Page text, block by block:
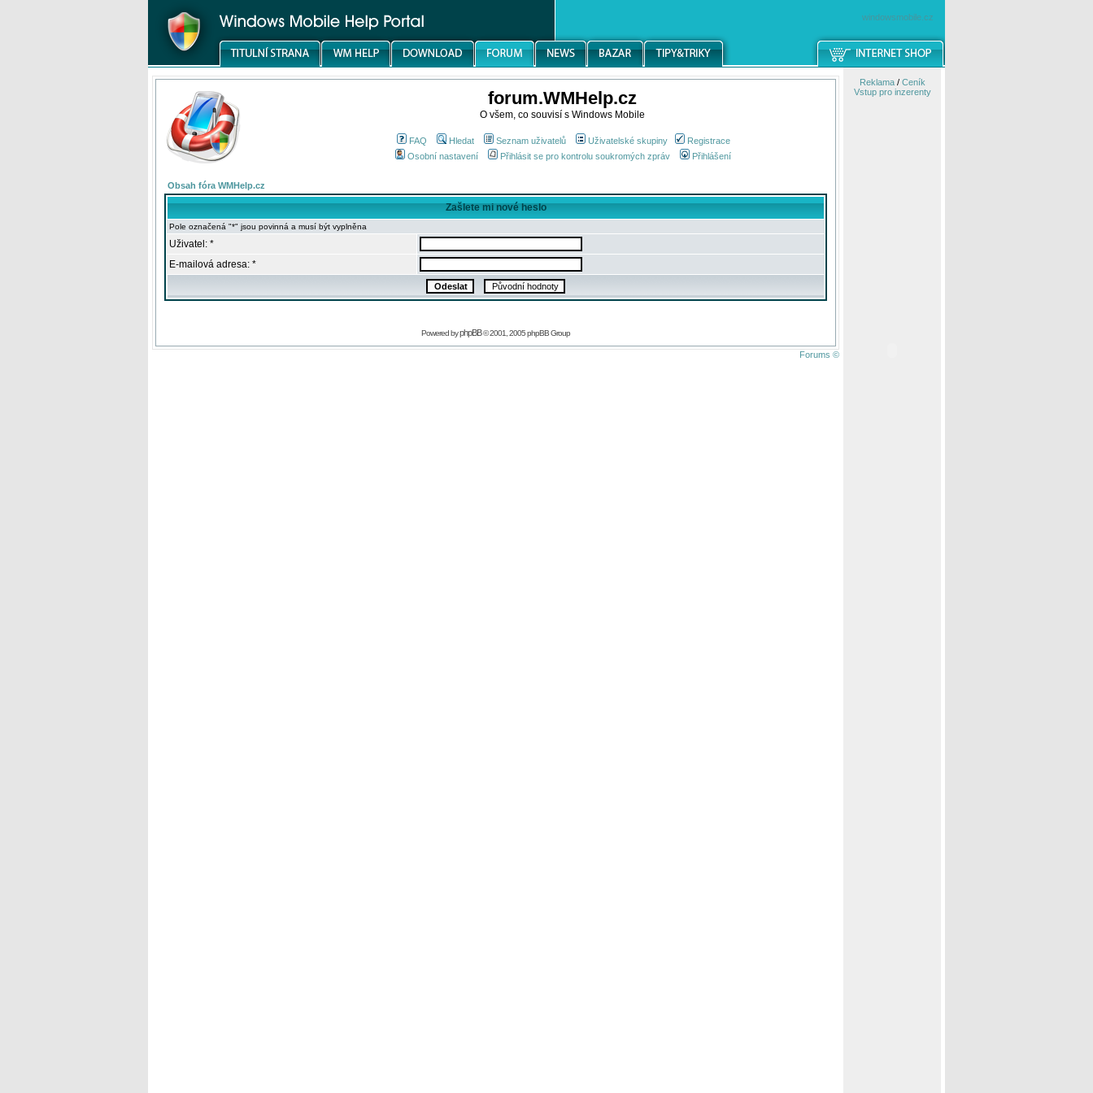
windowsmobile.cz
forum.WMHelp.cz
O všem, co souvisí s Windows Mobile
FAQ Hledat Seznam uživatelů Uživatelské skupiny
Registrace
Osobní nastavení
Přihlásit se pro kontrolu soukromých zpráv Přihlášení
Obsah fóra WMHelp.cz
Zašlete mi nové heslo
Pole označená "*" jsou povinná a musí být vyplněna
Uživatel: *
E-mailová adresa: *
Powered byphpBB© 2001, 2005 phpBB Group
Forums ©
Reklama/ Ceník
Vstup pro inzerenty